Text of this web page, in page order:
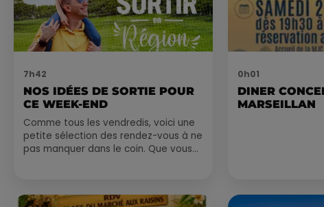
7h42
NOS IDÉES DE SORTIE POUR
CE WEEK-END
Comme tous les vendredis, voici une
petite sélection des rendez-vous à ne
pas manquer dans le coin. Que vous
0h01
DINER
MARSEILLAN